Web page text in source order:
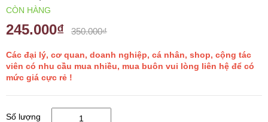
RƯỢU SỮA
RƯỢU WHISKY
RƯỢU XO BRANDY
CÒN HÀNG
245.000₫ 350.000₫
Các đại lý, cơ quan, doanh nghiệp, cá nhân, shop, cộng tác
viên có nhu cầu mua nhiều, mua buôn vui lòng liên hệ để có
mức giá cực rẻ !
Số lượng